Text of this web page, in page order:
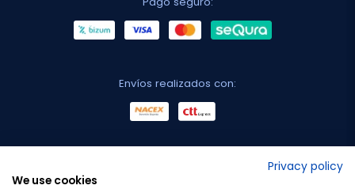
Envíos realizados con:
Privacy policy
We use cookies